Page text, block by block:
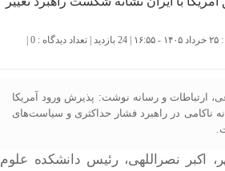
0
ارتباطات و رسانه نوشت: پذیرش ورود آمریکا
ناکامی در راهبرد فشار حداکثری و سیاست‌های
اکبر نصراللهی، رئیس دانشکده علوم